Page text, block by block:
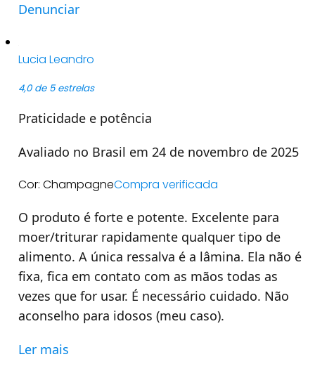
Denunciar
Lucia Leandro
4,0 de 5 estrelas
Praticidade e potência
Avaliado no Brasil em 24 de novembro de 2025
Cor: ChampagneCompra verificada
O produto é forte e potente. Excelente para
moer/triturar rapidamente qualquer tipo de
alimento. A única ressalva é a lâmina. Ela não é
fixa, fica em contato com as mãos todas as
vezes que for usar. É necessário cuidado. Não
aconselho para idosos (meu caso).
Ler mais